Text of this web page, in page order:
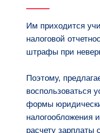
Им приходится
налоговой
штрафы при
Поэтому,
воспользоваться
формы
налогообложения
расчету зарплаты